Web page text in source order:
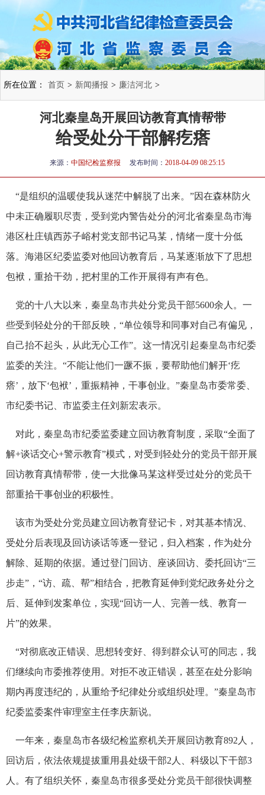
所在位置： 首页 > 新闻播报 > 廉洁河北 >
河北秦皇岛开展回访教育真情帮带
给受处分干部解疙瘩
来源： 中国纪检监察报 发布时间： 2018-04-09 08:25:15
“是组织的温暖使我从迷茫中解脱了出来。”因在森林防火
中未正确履职尽责，受到党内警告处分的河北省秦皇岛市海
港区杜庄镇西苏子峪村党支部书记马某，情绪一度十分低
落。海港区纪委监委对他回访教育后，马某逐渐放下了思想
包袱，重拾干劲，把村里的工作开展得有声有色。
党的十八大以来，秦皇岛市共处分党员干部5600余人。一
些受到轻处分的干部反映，“单位领导和同事对自己有偏见，
自己抬不起头，从此无心工作”。这一情况引起秦皇岛市纪委
监委的关注。“不能让他们一蹶不振，要帮助他们解开‘疙
瘩’，放下‘包袱’，重振精神，干事创业。”秦皇岛市委常委、
市纪委书记、市监委主任刘新宏表示。
对此，秦皇岛市纪委监委建立回访教育制度，采取“全面了
解+谈话交心+警示教育”模式，对受到轻处分的党员干部开展
回访教育真情帮带，使一大批像马某这样受过处分的党员干
部重拾干事创业的积极性。
该市为受处分党员建立回访教育登记卡，对其基本情况、
受处分后表现及回访谈话等逐一登记，归入档案，作为处分
解除、延期的依据。通过登门回访、座谈回访、委托回访“三
步走”，“访、疏、帮”相结合，把教育延伸到党纪政务处分之
后、延伸到发案单位，实现“回访一人、完善一线、教育一
片”的效果。
“对彻底改正错误、思想转变好、得到群众认可的同志，我
们继续向市委推荐使用。对拒不改正错误，甚至在处分影响
期内再度违纪的，从重给予纪律处分或组织处理。”秦皇岛市
纪委监委案件审理室主任李庆新说。
一年来，秦皇岛市各级纪检监察机关开展回访教育892人，
回访后，依法依规提拔重用县处级干部2人、科级以下干部3
人。有了组织关怀，秦皇岛市很多受处分党员干部很快调整